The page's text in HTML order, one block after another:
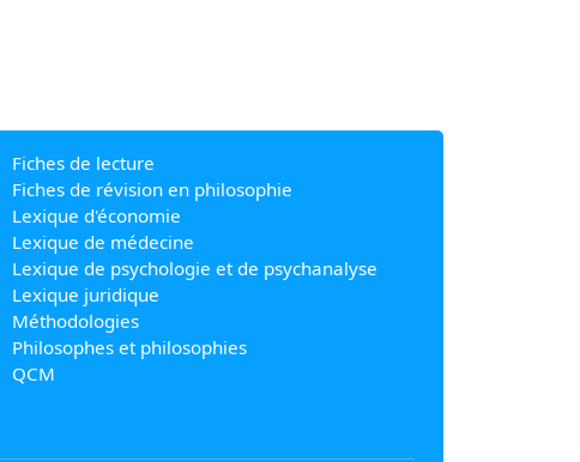
Fiches de lecture
Fiches de révision en philosophie
Lexique d'économie
Lexique de médecine
Lexique de psychologie et de psychanalyse
Lexique juridique
Méthodologies
Philosophes et philosophies
QCM